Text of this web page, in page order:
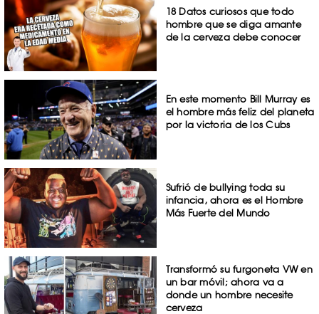
18 Datos curiosos que todo
hombre que se diga amante
de la cerveza debe conocer
En este momento Bill Murray es
el hombre más feliz del planeta
por la victoria de los Cubs
Sufrió de bullying toda su
infancia, ahora es el Hombre
Más Fuerte del Mundo
Transformó su furgoneta VW en
un bar móvil; ahora va a
donde un hombre necesite
cerveza